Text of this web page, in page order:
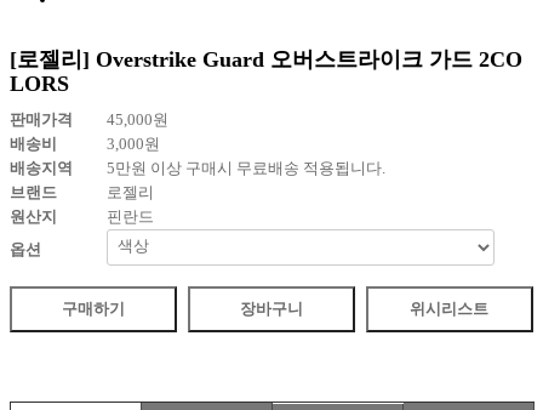
[로젤리] Overstrike Guard 오버스트라이크 가드 2CO
LORS
판매가격 45,000원
배송비
3,000원
배송지역
5만원 이상 구매시 무료배송 적용됩니다.
브랜드
로젤리
원산지
핀란드
옵션
구매하기 장바구니 위시리스트